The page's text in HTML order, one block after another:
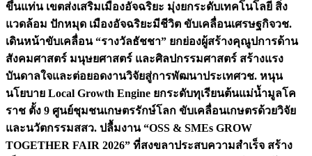
ขึ้นแท่น เขตส่งเสริมเมืองอัจฉริยะ มุ่งยกระดับเทคโนโลยี สิ่ง
แวดล้อม ปักหมุด เมืองอัจฉริยะมีชีวิต ขับเคลื่อนเศรษฐกิจวช.
เดินหน้าขับเคลื่อน “รางวัลธัชชา” ยกย่องผู้สร้างคุณูปการด้าน
สังคมศาสตร์ มนุษยศาสตร์ และศิลปกรรมศาสตร์ สร้างแรง
บันดาลใจและต่อยอดงานวิจัยสู่การพัฒนาประเทศวช. หนุน
นโยบาย Local Growth Engine ยกระดับทุเรียนต้นแม่น้ำมูลโค
ราช ตั้ง 9 ศูนย์ชุมชนเกษตรรักษ์โลก ขับเคลื่อนเกษตรด้วยวิจัย
และนวัตกรรมสสว. ปลื้มงาน “OSS & SMEs GROW
TOGETHER FAIR 2026” ที่สงขลาประสบความสำเร็จ สร้าง